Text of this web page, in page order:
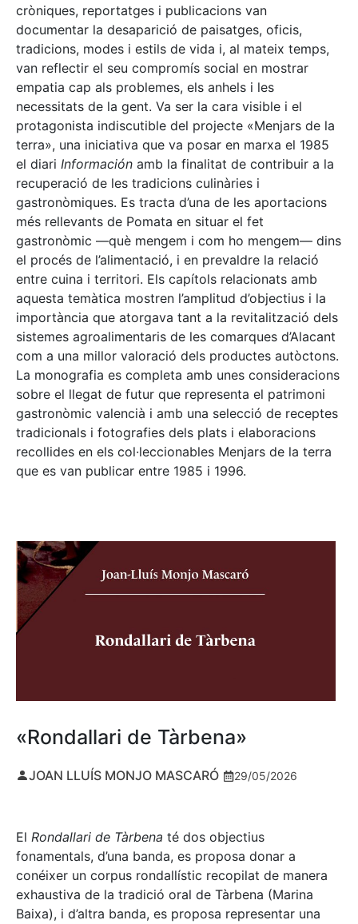
cròniques, reportatges i publicacions van
documentar la desaparició de paisatges, oficis,
tradicions, modes i estils de vida i, al mateix temps,
van reflectir el seu compromís social en mostrar
empatia cap als problemes, els anhels i les
necessitats de la gent. Va ser la cara visible i el
protagonista indiscutible del projecte «Menjars de la
terra», una iniciativa que va posar en marxa el 1985
el diari Información amb la finalitat de contribuir a la
recuperació de les tradicions culinàries i
gastronòmiques. Es tracta d’una de les aportacions
més rellevants de Pomata en situar el fet
gastronòmic —què mengem i com ho mengem— dins
el procés de l’alimentació, i en prevaldre la relació
entre cuina i territori. Els capítols relacionats amb
aquesta temàtica mostren l’amplitud d’objectius i la
importància que atorgava tant a la revitalització dels
sistemes agroalimentaris de les comarques d’Alacant
com a una millor valoració dels productes autòctons.
La monografia es completa amb unes consideracions
sobre el llegat de futur que representa el patrimoni
gastronòmic valencià i amb una selecció de receptes
tradicionals i fotografies dels plats i elaboracions
recollides en els col·leccionables Menjars de la terra
que es van publicar entre 1985 i 1996.
«Rondallari de Tàrbena»
JOAN LLUÍS MONJO MASCARÓ 29/05/2026
El Rondallari de Tàrbena té dos objectius
fonamentals, d’una banda, es proposa donar a
conéixer un corpus rondallístic recopilat de manera
exhaustiva de la tradició oral de Tàrbena (Marina
Baixa), i d’altra banda, es proposa representar una